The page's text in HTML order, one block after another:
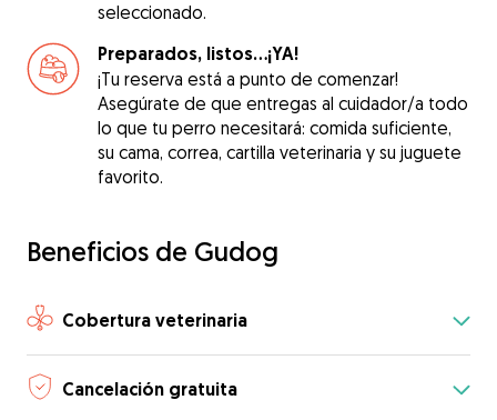
seleccionado.
Preparados, listos...¡YA!
¡Tu reserva está a punto de comenzar!
Asegúrate de que entregas al cuidador/a todo
lo que tu perro necesitará: comida suficiente,
su cama, correa, cartilla veterinaria y su juguete
favorito.
Beneficios de Gudog
Cobertura veterinaria
Cancelación gratuita